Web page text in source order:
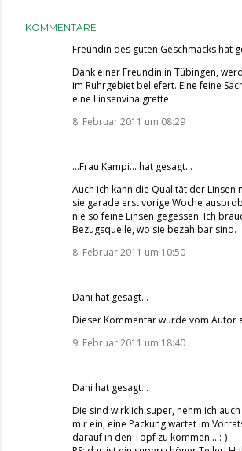
KOMMENTARE
Freundin des guten Geschmackshat
Dank einer Freundin in Tübingen,
im Ruhrgebiet beliefert. Eine feine
eine Linsenvinaigrette.
8. Februar 2011 um 08:29
...Frau Kampi... hat gesagt…
Auch ich kann die Qualität der Linsen
sie garade erst vorige Woche
nie so feine Linsen gegessen. Ich
Bezugsquelle, wo sie bezahlbar sind.
8. Februar 2011 um 10:50
Dani hat gesagt…
Dieser Kommentar wurde vom Autor
9. Februar 2011 um 18:40
Dani hat gesagt…
Die sind wirklich super, nehm ich
mir ein, eine Packung wartet im
darauf in den Topf zu kommen... :-)